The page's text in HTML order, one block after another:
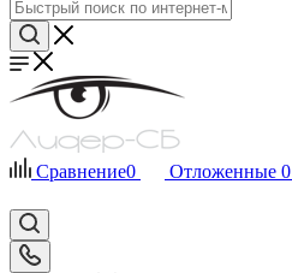
Сравнение0 Отложенные 0